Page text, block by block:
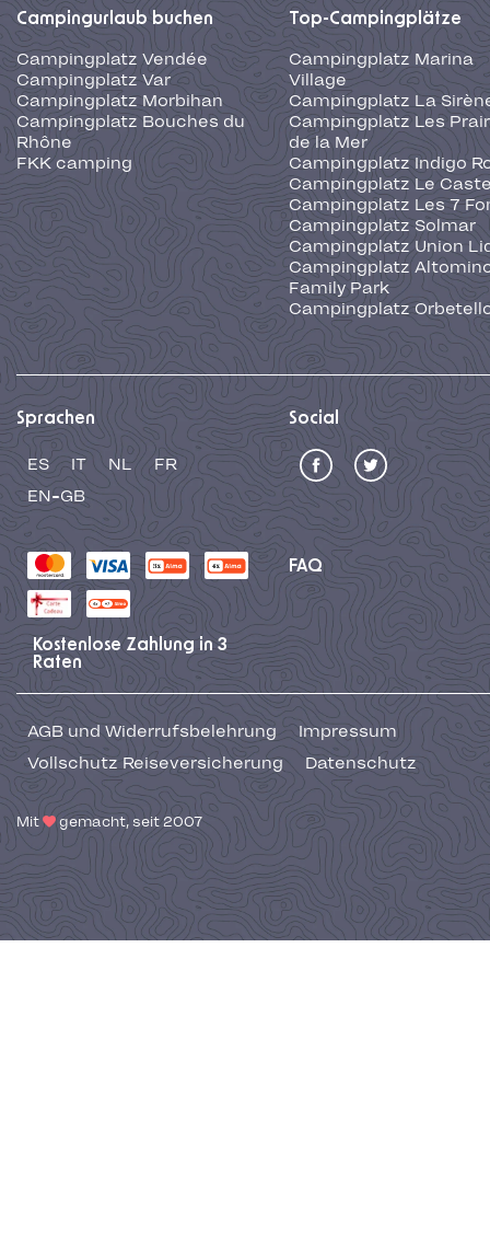
Campingurlaub buchen
Campingplatz Vendée
Campingplatz Var
Campingplatz Morbihan
Campingplatz Bouches du
Rhône
FKK camping
Top-Campingplätze
Campingplatz Marina
Village
Campingplatz La
Campingplatz Les
de la Mer
Campingplatz Indigo
Campingplatz Le
Campingplatz Les 7
Campingplatz Solmar
Campingplatz Union
Campingplatz
Family Park
Campingplatz
Sprachen
ES IT NL
FR
EN-GB
Social
FAQ
Kostenlose Zahlung in 3
Raten
AGB und Widerrufsbelehrung
Impressum
Vollschutz Reiseversicherung
Datenschutz
Mit gemacht, seit 2007